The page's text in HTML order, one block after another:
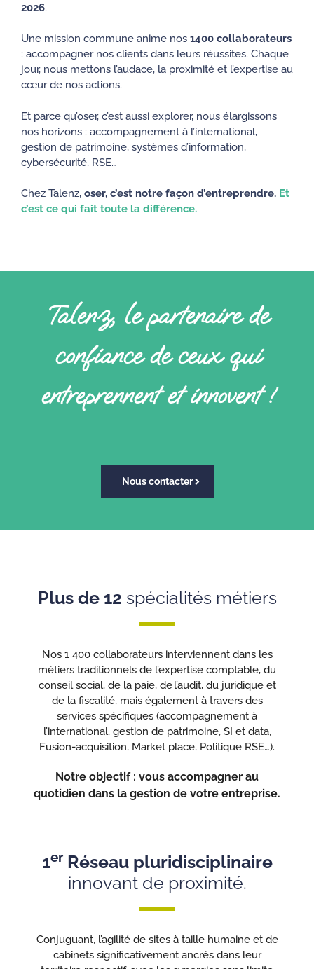
2026.​
​Une mission commune anime nos 1400 collaborateurs
: accompagner nos clients dans leurs réussites. Chaque
jour, nous mettons l’audace, la proximité et l’expertise au
cœur de nos actions. ​
​Et parce qu’oser, c’est aussi explorer, nous élargissons
nos horizons : accompagnement à l’international,
gestion de patrimoine, systèmes d’information,
cybersécurité, RSE…​
Chez Talenz, oser, c’est notre façon d’entreprendre. Et
c’est ce qui fait toute la différence.
Talenz, le partenaire de
confiance de ceuxqui
entreprennent et innovent !
Nous contacter
Plus de 12 spécialités métiers
Nos 1 400 collaborateurs interviennent dans les
métiers traditionnels de l’expertise comptable, du
conseil social, de la paie, de l’audit, du juridique et
de la fiscalité, mais également à travers des
services spécifiques (accompagnement à
l’international, gestion de patrimoine, SI et data,
Fusion-acquisition, Market place, Politique RSE…).
Notre objectif : vous accompagner au
quotidien dans la gestion de votre entreprise.
1erRéseau pluridisciplinaire
innovant de proximité.
Conjuguant, l’agilité de sites à taille humaine et de
cabinets significativement ancrés dans leur